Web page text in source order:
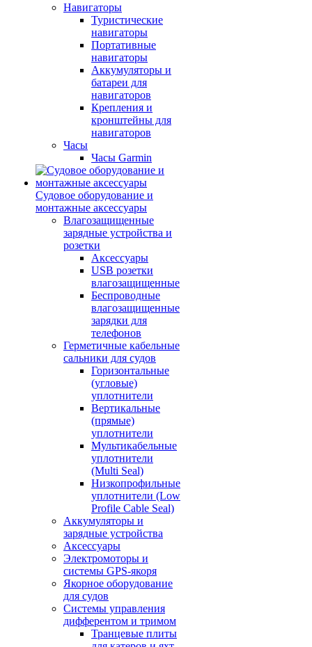
Навигаторы
Туристические
навигаторы
Портативные
навигаторы
Аккумуляторы и
батареи для
навигаторов
Крепления и
кронштейны для
навигаторов
Часы
Часы Garmin
Судовое оборудование и
монтажные аксессуары
Влагозащищенные
зарядные устройства и
розетки
Аксессуары
USB розетки
влагозащищенные
Беспроводные
влагозащищенные
зарядки для
телефонов
Герметичные кабельные
сальники для судов
Горизонтальные
(угловые)
уплотнители
Вертикальные
(прямые)
уплотнители
Мультикабельные
уплотнители
(Multi Seal)
Низкопрофильные
уплотнители (Low
Profile Cable Seal)
Аккумуляторы и
зарядные устройства
Аксессуары
Электромоторы и
системы GPS-якоря
Якорное оборудование
для судов
Системы управления
дифферентом и тримом
Транцевые плиты